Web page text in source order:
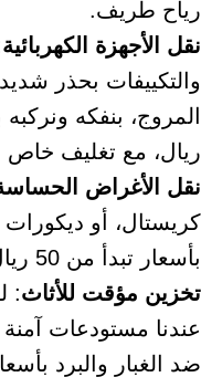
رياح طريف.
نقل الأجهزة الكهربائية
والتكييفات بحذر
ريال، مع تغليف خاص
نقل الأغراض
كريستال، أو ديكورات
بأسعار تبدأ من 50 ريال إضافية عشان نضمن سلامتها.
تخزين مؤقت للأثاث:
عندنا مستودعات